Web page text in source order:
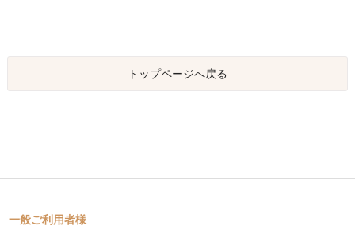
トップページへ戻る
一般ご利用者様